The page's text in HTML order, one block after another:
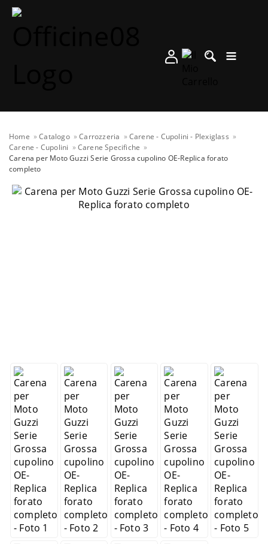
Home Catalogo Carrozzeria
Carene - Cupolini - Plexiglass
Carene - Cupolini
Carene Specifiche
Carena per Moto Guzzi Serie Grossa cupolino OE-Replica forato
completo